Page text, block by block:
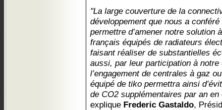
"La large couverture de la
développement que nous a
permettre d’amener notre solution
français équipés de radiateurs
faisant réaliser de substantielles
aussi, par leur participation à
l’engagement de centrales à gaz
équipé de tiko permettra ainsi
de CO2 supplémentaires par an
explique Frederic Gastaldo,